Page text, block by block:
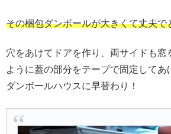
その梱包ダンボールが大きくて丈夫で
穴をあけてドアを作り、両サイドも窓
ように蓋の部分をテープで固定してあ
ダンボールハウスに早替わり！